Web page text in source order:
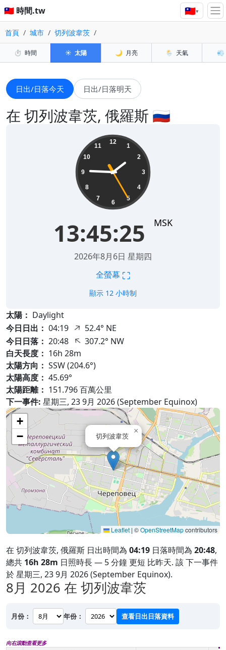
🇹🇼 時間.tw 🇹🇼▾
首頁 城市 切列波韋茨
⏱️ 時間 ☀️ 太陽 🌙 月亮 🌦️ 天氣 💨
日出/日落今天 日出/日落明天
在 切列波韋茨, 俄羅斯 🇷🇺
12
1
2
3
4
5
6
7
8
9
10
11
13:45:26 MSK
2026年8月6日 星期四
全螢幕 ⛶
顯示 12 小時制
太陽： Daylight
今日日出： 04:19 ↑ 52.4° NE
今日日落： 20:48 ↑307.2° NW
白天長度： 16h 28m
太陽方向： SSW (204.6°)
太陽高度： 45.69°
太陽距離： 151.796 百萬公里
下一事件: 星期三, 23 9月 2026 (September Equinox)
切列波韋茨
×
+
−
Leaflet | ©OpenStreetMapcontributors
在 切列波韋茨, 俄羅斯 日出時間為 04:19 日落時間為 20:48,
總共 16h 28m 日照時長 — 5 分鐘 更短 比昨天. 該 下一事件
於 星期三, 23 9月 2026 (September Equinox).
8月 2026 在 切列波韋茨
月份： 年份： 查看日出日落資料
向右滾動查看更多